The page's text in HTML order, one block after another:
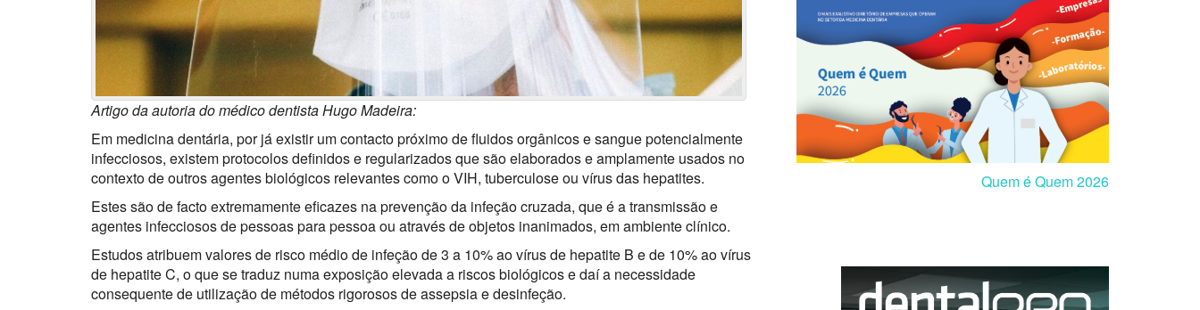
Artigo da autoria do médico dentista Hugo Madeira:
Em medicina dentária, por já existir um contacto próximo de fluidos orgânicos e sangue potencialmente
infecciosos, existem protocolos definidos e regularizados que são elaborados e amplamente usados no
contexto de outros agentes biológicos relevantes como o VIH, tuberculose ou vírus das hepatites.
Estes são de factoextremamente eficazes na prevenção da infeção cruzada, que é a transmissão e
agentes infecciosos de pessoas para pessoa ou através de objetos inanimados, em ambiente clínico.
Estudos atribuem valores de risco médio de infeção de 3 a 10% ao vírus de hepatite B e de 10% ao vírus
de hepatite C, o que se traduz numa exposição elevada a riscos biológicos e daí a necessidade
consequente de utilização de métodos rigorosos de assepsia e desinfeção.
Quem é Quem 2026